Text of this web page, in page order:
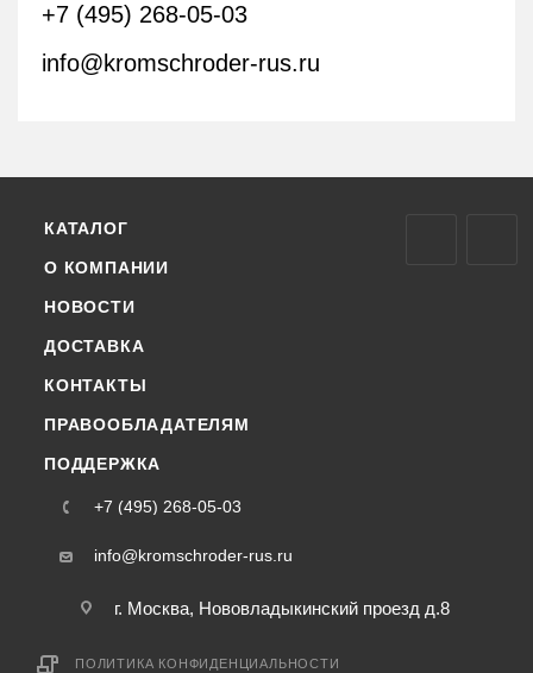
+7 (495) 268-05-03
info@kromschroder-rus.ru
КАТАЛОГ
О КОМПАНИИ
НОВОСТИ
ДОСТАВКА
КОНТАКТЫ
ПРАВООБЛАДАТЕЛЯМ
ПОДДЕРЖКА
+7 (495) 268-05-03
info@kromschroder-rus.ru
г. Москва, Нововладыкинский проезд д.8
ПОЛИТИКА КОНФИДЕНЦИАЛЬНОСТИ